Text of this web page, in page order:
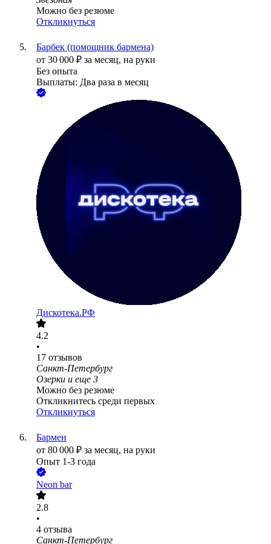
Можно без резюме
Откликнуться
Барбек (помощник бармена)
от 30 000 ₽ за месяц, на руки
Без опыта
Выплаты: Два раза в месяц
Дискотека.РФ
4.2
•
17 отзывов
Санкт-Петербург
Озерки и еще 3
Можно без резюме
Откликнитесь среди первых
Откликнуться
Бармен
от 80 000 ₽ за месяц, на руки
Опыт 1-3 года
Neon bar
2.8
•
4 отзыва
Санкт-Петербург